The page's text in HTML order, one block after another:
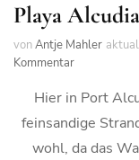
Playa Alcudia
vonAntje Mahler
Kommentarzu
Alcudia
Hier in Port
feinsandige
wohl, da das